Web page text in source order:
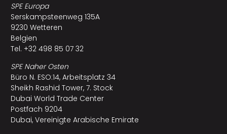
SPE Europa
Serskampsteenweg 135A
9230 Wetteren
Belgien
Tel. +32 498 85 07 32
SPE Naher Osten
Büro N. ESO:14, Arbeitsplatz 34
Sheikh Rashid Tower, 7. Stock
Dubai World Trade Center
Postfach 9204
Dubai, Vereinigte Arabische Emirate